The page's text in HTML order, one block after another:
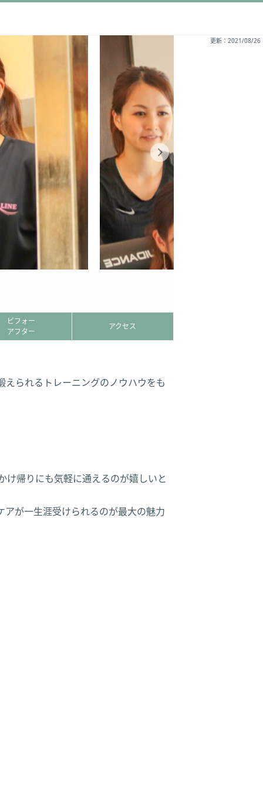
更新：2021/08/26
ビフォー
アフター
アクセス
られるトレーニングのノウハウをも
け帰りにも気軽に通えるのが嬉しいと
が一生涯受けられるのが最大の魅力